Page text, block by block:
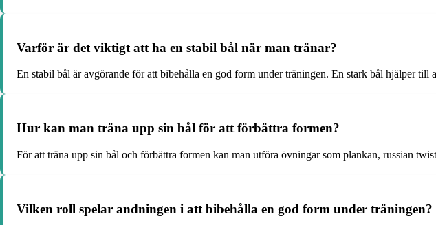
Varför är det viktigt att ha en stabil bål när man tränar?
En stabil bål är avgörande för att bibehålla en god form under träningen. En stark bål hjälper
Hur kan man träna upp sin bål för att förbättra formen?
För att träna upp sin bål och förbättra formen kan man utföra övningar som plankan, russian
Vilken roll spelar andningen i att bibehålla en god form under träningen?